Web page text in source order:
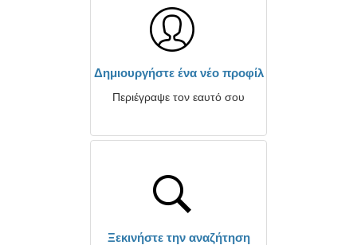
Δημιουργήστε ένα νέο προφίλ
Περιέγραψε τον εαυτό σου
Ξεκινήστε την αναζήτηση